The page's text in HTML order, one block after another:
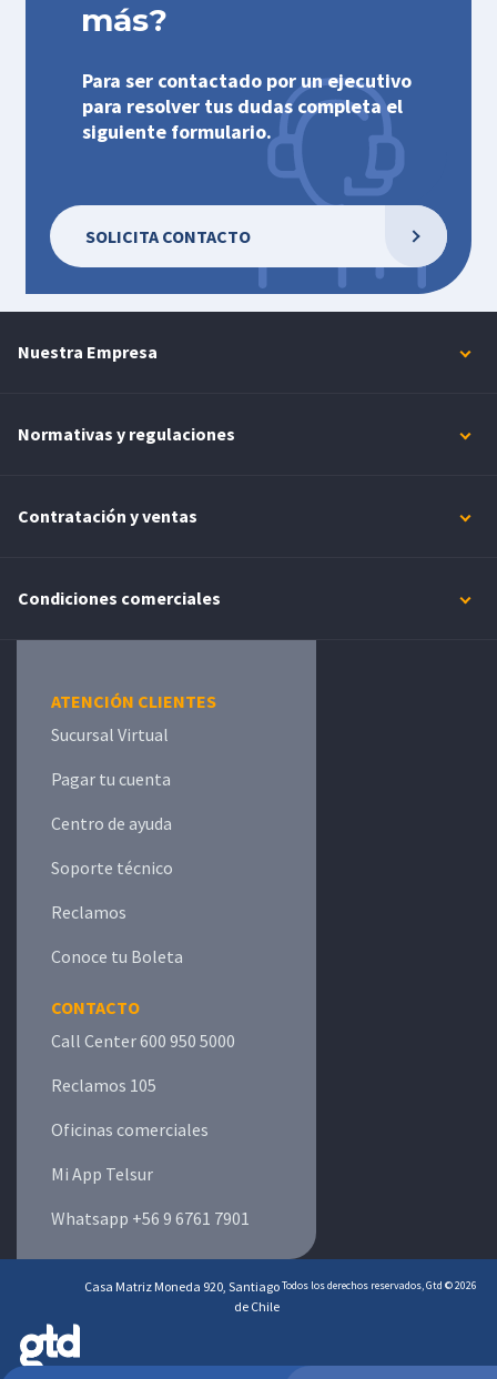
más?
Para ser contactado por un ejecutivo
para resolver tus dudas completa el
siguiente formulario.
SOLICITA CONTACTO
Nuestra Empresa
Normativas y regulaciones
Contratación y ventas
Condiciones comerciales
ATENCIÓN CLIENTES
Sucursal Virtual
Pagar tu cuenta
Centro de ayuda
Soporte técnico
Reclamos
Conoce tu Boleta
CONTACTO
Call Center 600 950 5000
Reclamos 105
Oficinas comerciales
Mi App Telsur
Whatsapp +56 9 6761 7901
Casa Matriz Moneda 920, Santiago
de Chile
Todos los derechos reservados, Gtd © 2026